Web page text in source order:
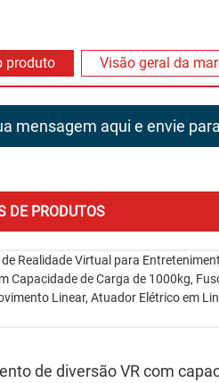
produto Visão geral da
mensagem aqui e envie
DE PRODUTOS
de diversão VR com